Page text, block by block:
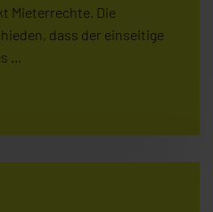
Mieterrechte. Die
dass der einseitige
…